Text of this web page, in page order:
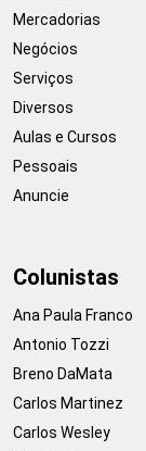
Mercadorias
Negócios
Serviços
Diversos
Aulas e Cursos
Pessoais
Anuncie
Colunistas
Ana Paula Franco
Antonio Tozzi
Breno DaMata
Carlos Martinez
Carlos Wesley